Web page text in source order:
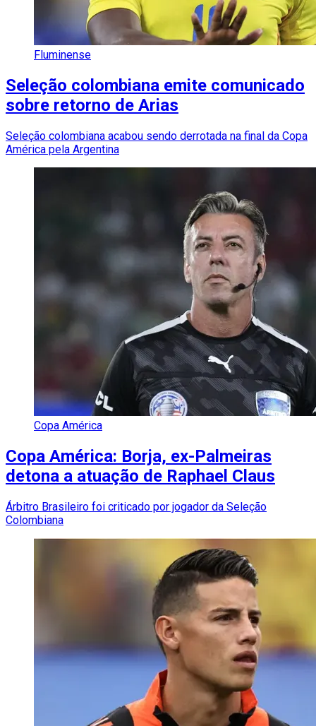
Fluminense
Seleção colombiana emite comunicado
sobre retorno de Arias
Seleção colombiana acabou sendo derrotada na final da Copa
América pela Argentina
Copa América
Copa América: Borja, ex-Palmeiras
detona a atuação de Raphael Claus
Árbitro Brasileiro foi criticado por jogador da Seleção
Colombiana